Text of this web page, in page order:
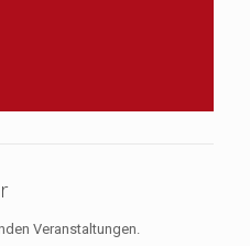
Veranstaltungen.